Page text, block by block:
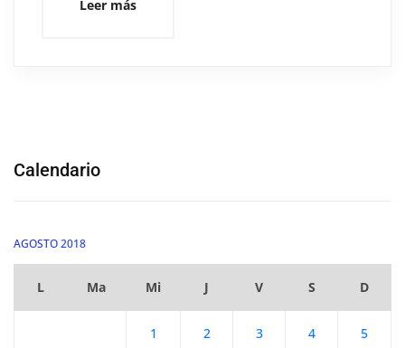
Leer más
Calendario
AGOSTO 2018
L Ma Mi J V S D
1 2 3 4 5